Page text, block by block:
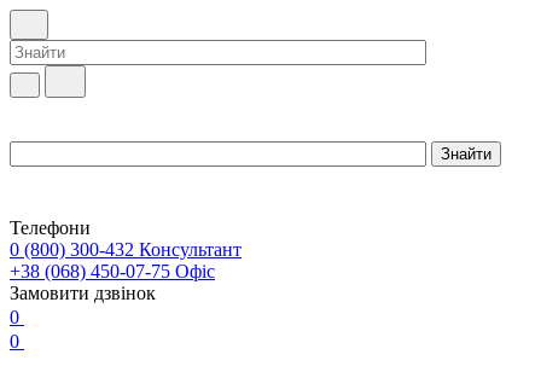
Телефони
0 (800) 300-432 Консультант
+38 (068) 450-07-75 Офіс
Замовити дзвінок
0
0